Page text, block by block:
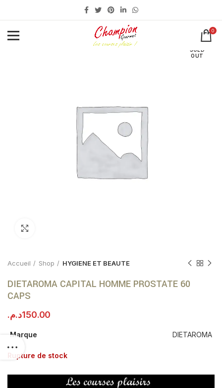
0
SOLD
OUT
Accueil Shop HYGIENE ET BEAUTE
DIETAROMA CAPITAL HOMME PROSTATE 60
CAPS
150.00د.م.
Marque DIETAROMA
Rupture de stock